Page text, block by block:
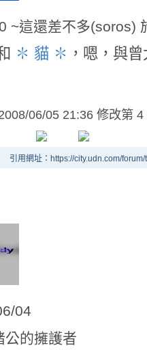
~這還差不多(soros)
✽ 貓 ✽ ，嗯，與
06/05 21:36 修改第 4
引用網址：https://city.udn.com/
04
公的擁護者